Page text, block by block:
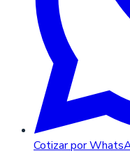
Cotizar por